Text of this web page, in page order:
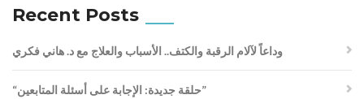
Recent Posts
وداعاً لآلام الرقبة والكتف.. الأسباب والعلاج مع د. هاني فكري
“حلقة جديدة: الإجابة على أسئلة المتابعين”